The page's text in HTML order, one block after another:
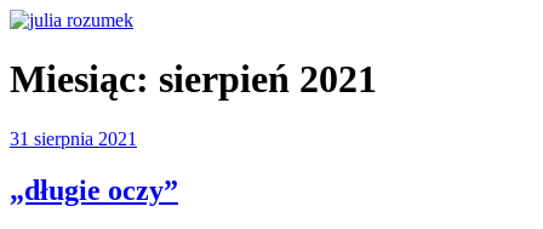
Przejdź
treści
julia rozumek
o życiu i szukaniu w nim szczęścia
Miesiąc: sierpień 2021
Opublikowane
31 sierpnia 2021
„długie oczy”